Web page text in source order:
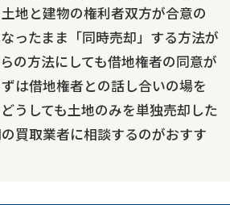
地と建物の権利者双方が合意の
ったまま「同時売却」する方法が
の方法にしても借地権者の同意が
は借地権者との話し合いの場を
うしても土地のみを単独売却した
買取業者に相談するのがおすす